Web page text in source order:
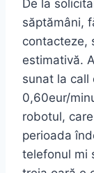
De la
săptămâni,
contacteze,
estimativă.
sunat la call
0,60eur/
robotul,
perioada
telefonul mi